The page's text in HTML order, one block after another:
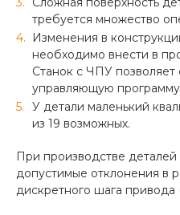
требуется множество
Изменения в
необходимо внести в
Станок с ЧПУ позволяет
управляющую программу
У детали маленький
из 19 возможных.
При производстве
допустимые отклонения в
дискретного шага